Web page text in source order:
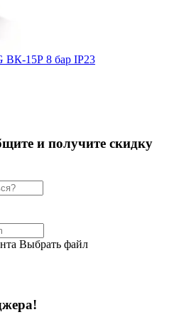
ВК-15Р 8 бар IP23
и получите скидку
Выбрать файл